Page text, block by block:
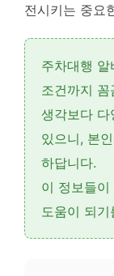
전시키는 중요
주차대행 알
조건까지 꼼
생각보다 다
있으니, 본
하답니다.
이 정보들이
도움이 되